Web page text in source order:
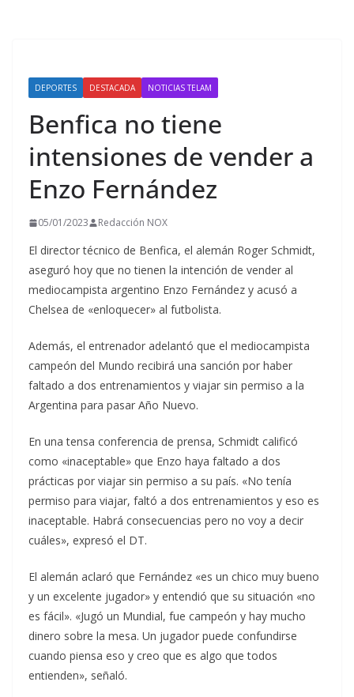
DEPORTES DESTACADA NOTICIAS TELAM
Benfica no tiene
intensiones de vender a
Enzo Fernández
05/01/2023 Redacción NOX
El director técnico de Benfica, el alemán Roger Schmidt,
aseguró hoy que no tienen la intención de vender al
mediocampista argentino Enzo Fernández y acusó a
Chelsea de «enloquecer» al futbolista.
Además, el entrenador adelantó que el mediocampista
campeón del Mundo recibirá una sanción por haber
faltado a dos entrenamientos y viajar sin permiso a la
Argentina para pasar Año Nuevo.
En una tensa conferencia de prensa, Schmidt calificó
como «inaceptable» que Enzo haya faltado a dos
prácticas por viajar sin permiso a su país. «No tenía
permiso para viajar, faltó a dos entrenamientos y eso es
inaceptable. Habrá consecuencias pero no voy a decir
cuáles», expresó el DT.
El alemán aclaró que Fernández «es un chico muy bueno
y un excelente jugador» y entendió que su situación «no
es fácil». «Jugó un Mundial, fue campeón y hay mucho
dinero sobre la mesa. Un jugador puede confundirse
cuando piensa eso y creo que es algo que todos
entienden», señaló.